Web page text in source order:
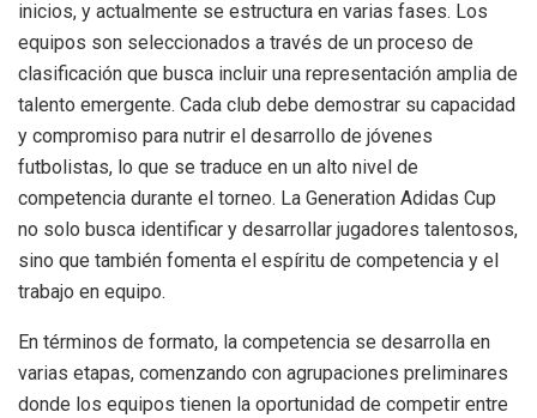
inicios, y actualmente se estructura en varias fases. Los
equipos son seleccionados a través de un proceso de
clasificación que busca incluir una representación amplia de
talento emergente. Cada club debe demostrar su capacidad
y compromiso para nutrir el desarrollo de jóvenes
futbolistas, lo que se traduce en un alto nivel de
competencia durante el torneo. La Generation Adidas Cup
no solo busca identificar y desarrollar jugadores talentosos,
sino que también fomenta el espíritu de competencia y el
trabajo en equipo.
En términos de formato, la competencia se desarrolla en
varias etapas, comenzando con agrupaciones preliminares
donde los equipos tienen la oportunidad de competir entre